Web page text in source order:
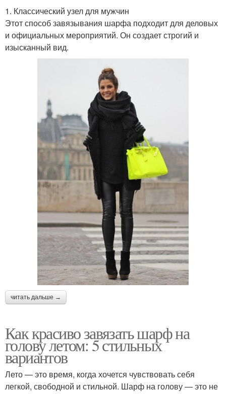
1. Классический узел для мужчин
Этот способ завязывания шарфа подходит для деловых
и официальных мероприятий. Он создает строгий и
изысканный вид.
читать дальше →
Как красиво завязать шарф на
голову летом: 5 стильных
вариантов
Лето — это время, когда хочется чувствовать себя
легкой, свободной и стильной. Шарф на голову — это не